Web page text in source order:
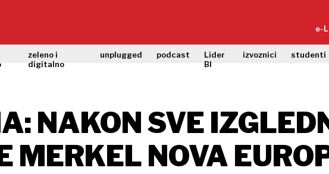
e-
zeleno i
digitalno
unplugged podcast
Lider
BI
izvoznici studenti
NAKON SVE
MERKEL NOVA